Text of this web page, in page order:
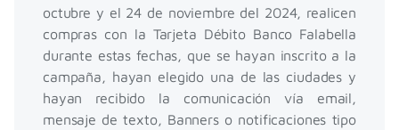
octubre y el 24 de noviembre del 2024, realicen
compras con la Tarjeta Débito Banco Falabella
durante estas fechas, que se hayan inscrito a la
campaña, hayan elegido una de las ciudades y
hayan recibido la comunicación vía email,
mensaje de texto, Banners o notificaciones tipo